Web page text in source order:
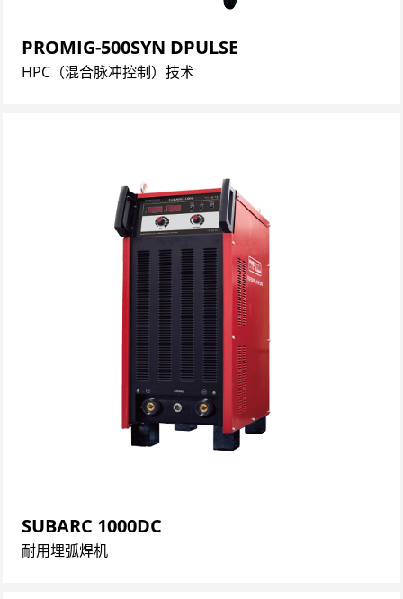
PROMIG-500SYN DPULSE
HPC（混合脉冲控制）技术
SUBARC 1000DC
耐用埋弧焊机